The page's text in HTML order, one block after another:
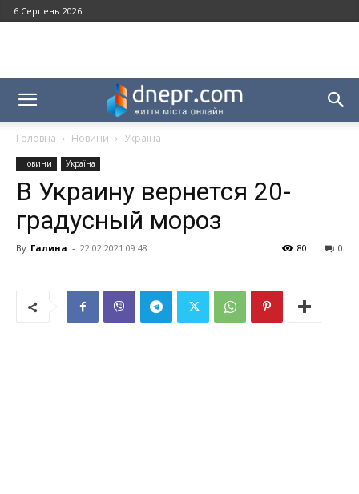
6 Серпень 2026
Головна Новини Україна
Новини Україна
В Украину вернется 20-
градусный мороз
By Галина - 22.02.2021 09:48 0
80